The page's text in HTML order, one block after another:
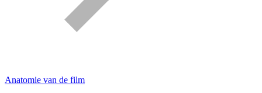
Anatomie van de film